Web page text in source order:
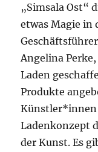
„Simsala Ost“
etwas Magie in
Angelina
Laden
Produkte
Künstler*innen
Ladenkonzept
der Kunst. Es